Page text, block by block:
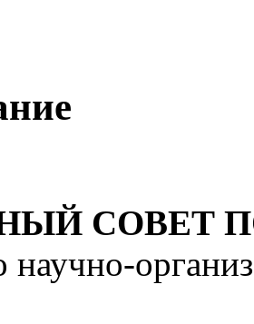
СОВЕТ
научно-